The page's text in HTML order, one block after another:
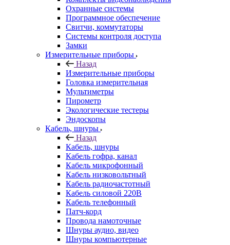
Охранные системы
Программное обеспечение
Свитчи, коммутаторы
Системы контроля доступа
Замки
Измерительные приборы
Назад
Измерительные приборы
Головка измерительная
Мультиметры
Пирометр
Экологические тестеры
Эндоскопы
Кабель, шнуры
Назад
Кабель, шнуры
Кабель гофра, канал
Кабель микрофонный
Кабель низковольтный
Кабель радиочастотный
Кабель силовой 220В
Кабель телефонный
Патч-корд
Провода намоточные
Шнуры аудио, видео
Шнуры компьютерные